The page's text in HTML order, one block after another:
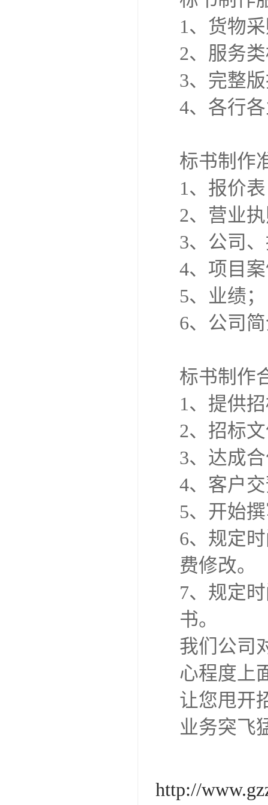
1、货物
2、服务
3、完整
4、各行
标书制作
1、报价
2、营业
3、公司
4、项目
5、业绩；
6、公司
标书制作
1、提供
2、招标
3、达成
4、客户
5、开始
6、规定
费修改。
7、规定
书。
我们公司
心程度上
让您甩开
业务突飞
http://